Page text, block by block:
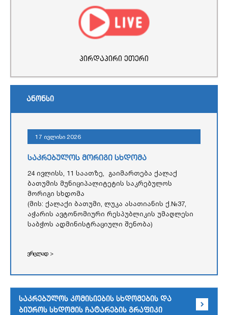
პირდაპირი ეთერი
ანონსი
17 ივლისი 2026
საკრებულოს მორიგი სხდომა
24 ივლისს, 11 საათზე, გაიმართება ქალაქ
ბათუმის მუნიციპალიტეტის საკრებულოს
მორიგი სხდომა
(მის: ქალაქი ბათუმი, ლუკა ასათიანის ქ.№37,
აჭარის ავტონომიური რესპუბლიკის უმაღლესი
საბჭოს ადმინისტრაციული შენობა)
ვრცლად >
საკრებულოს კომისიების სხდომების და
ბიუროს სხდომის ჩატარების გრაფიკი